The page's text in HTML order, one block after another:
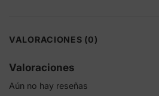
VALORACIONES (0)
Valoraciones
Aún no hay reseñas